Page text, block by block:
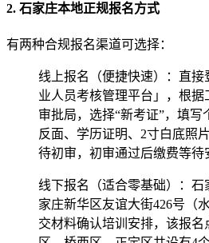
2. 石家庄本地正规报名方式
有两种合规报名渠道可选择：
线上报名（便捷快速）‌：直接
业人员考核管理平台」，根
审批局，选择“新考证”，填
反面、学历证明、2寸白底照
待初审，初审通过后缴费等待
线下报名（适合零基础）‌：
家庄新华区友谊大街426号（
交材料确认培训安排，该报